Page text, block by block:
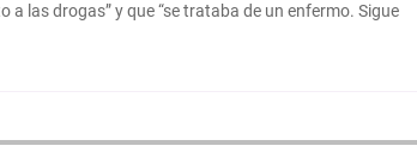
las drogas” y que “se trataba de un enfermo. Sigue